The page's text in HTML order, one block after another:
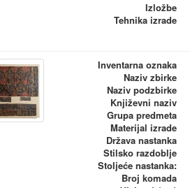
Izložbe
Tehnika izrade
Inventarna oznaka
Naziv zbirke
Naziv podzbirke
Književni naziv
Grupa predmeta
Materijal izrade
Država nastanka
Stilsko razdoblje
Stoljeće nastanka:
Broj komada